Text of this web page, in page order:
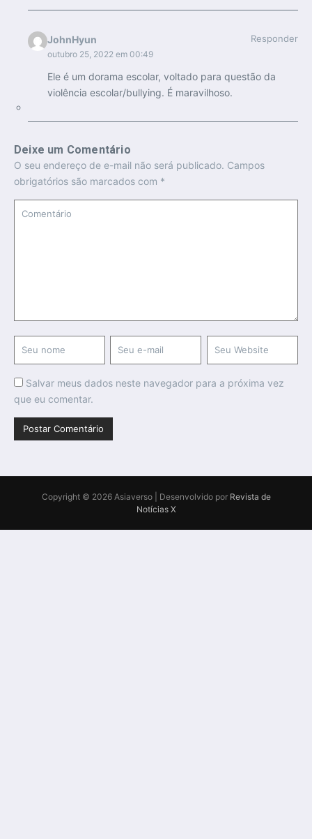
JohnHyun
outubro 25, 2022 em 00:49
Responder
Ele é um dorama escolar, voltado para questão da
violência escolar/bullying. É maravilhoso.
Deixe um Comentário
O seu endereço de e-mail não será publicado. Campos
obrigatórios são marcados com *
Salvar meus dados neste navegador para a próxima vez
que eu comentar.
Copyright © 2026 Asiaverso | Desenvolvido por Revista de
Notícias X